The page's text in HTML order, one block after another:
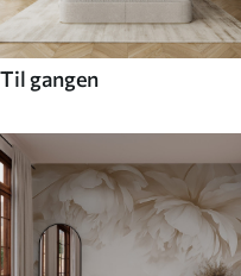
Til gangen